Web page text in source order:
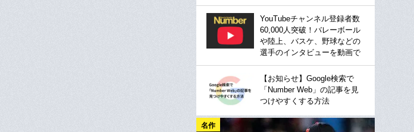
YouTubeチャンネル登録者数
60,000人突破！バレーボール
や陸上、バスケ、野球などの
選手のインタビューを動画で
【お知らせ】Google検索で
「Number Web」の記事を見
つけやすくする方法
名作